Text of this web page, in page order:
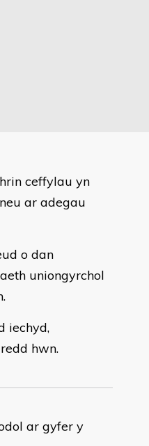
ceffylau yn
ar adegau
o dan
uniongyrchol
iechyd,
hwn.
ar gyfer y